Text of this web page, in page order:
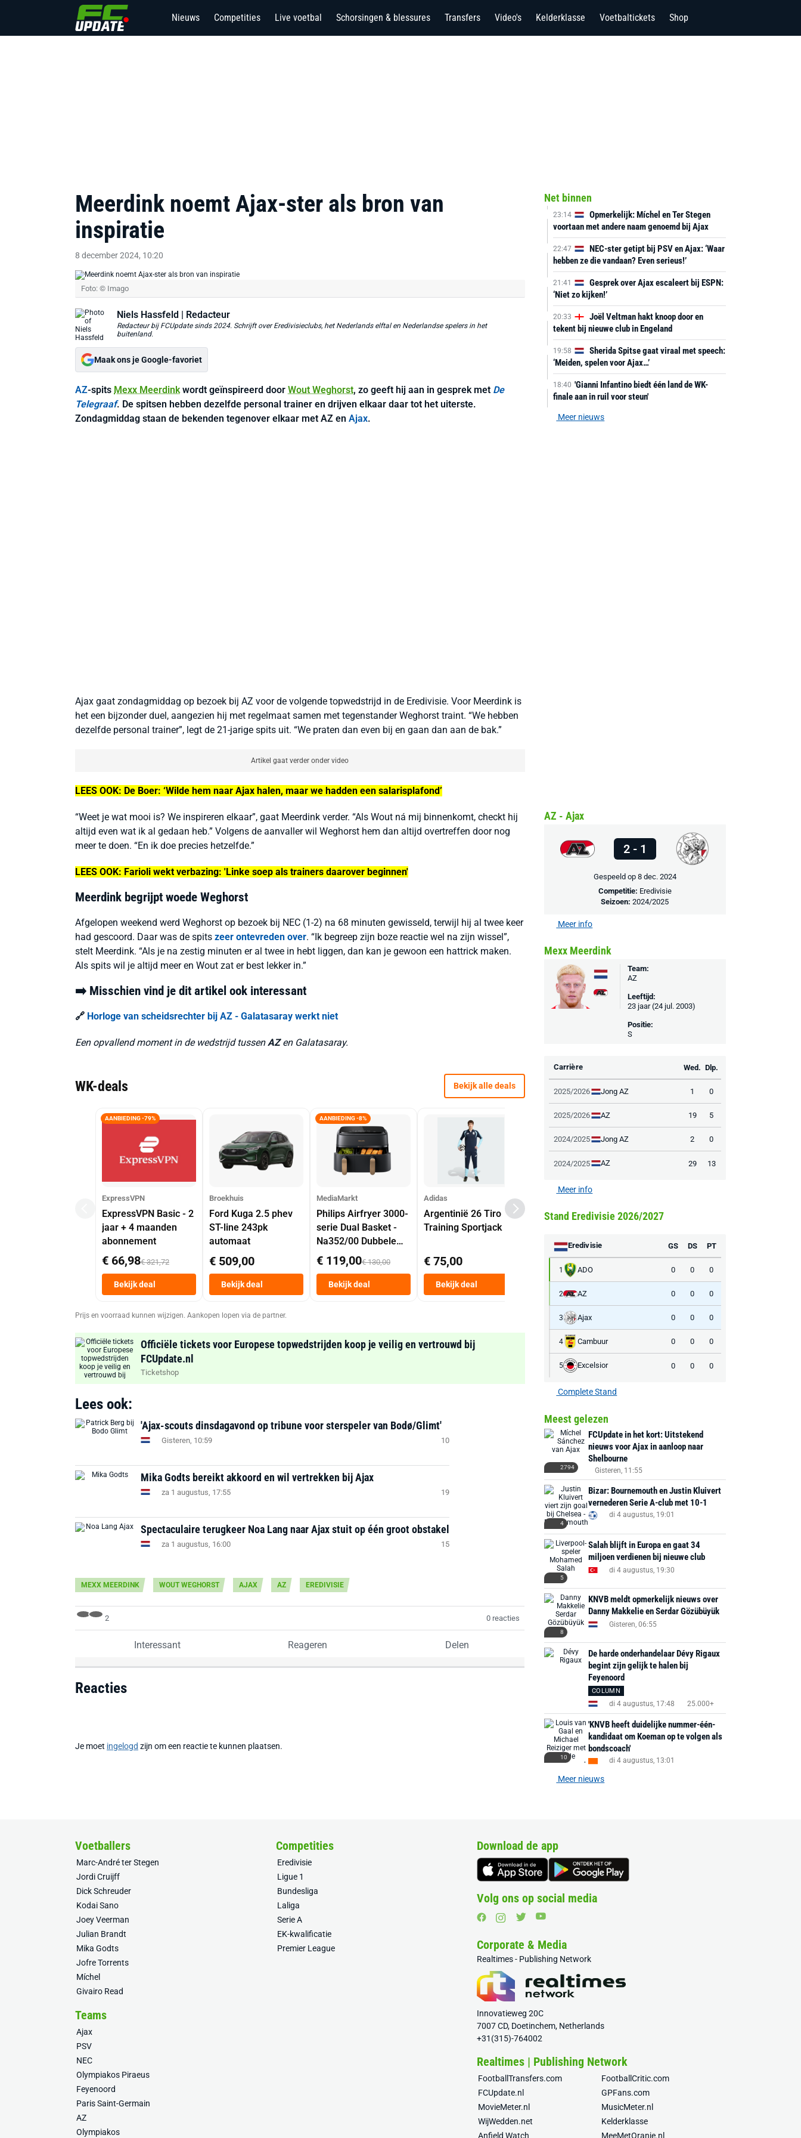
Nieuws Competities Live voetbal Schorsingen & blessures Transfers Video's Kelderklasse Voetbaltickets Shop
Meerdink noemt Ajax-ster als bron van
inspiratie
8 december 2024, 10:20
Foto: © Imago
Niels Hassfeld | Redacteur
Redacteur bij FCUpdate sinds 2024. Schrijft over Eredivisieclubs, het Nederlands elftal en Nederlandse spelers in het
buitenland.
Maak ons je Google-favoriet
AZ-spits Mexx Meerdinkwordt geïnspireerd door Wout Weghorst, zo geeft hij aan in gesprek met De
Telegraaf. De spitsen hebben dezelfde personal trainer en drijven elkaar daar tot het uiterste.
Zondagmiddag staan de bekenden tegenover elkaar met AZ en Ajax.
Ajax gaat zondagmiddag op bezoek bij AZ voor de volgende topwedstrijd in de Eredivisie. Voor Meerdink is
het een bijzonder duel, aangezien hij met regelmaat samen met tegenstander Weghorst traint. “We hebben
dezelfde personal trainer”, legt de 21-jarige spits uit. “We praten dan even bij en gaan dan aan de bak.”
Artikel gaat verder onder video
LEES OOK: De Boer: ‘Wilde hem naar Ajax halen, maar we hadden een salarisplafond’
“Weet je wat mooi is? We inspireren elkaar”, gaat Meerdink verder. “Als Wout ná mij binnenkomt, checkt hij
altijd even wat ik al gedaan heb.” Volgens de aanvaller wil Weghorst hem dan altijd overtreffen door nog
meer te doen. “En ik doe precies hetzelfde.”
LEES OOK: Farioli wekt verbazing: 'Linke soep als trainers daarover beginnen'
Meerdink begrijpt woede Weghorst
Afgelopen weekend werd Weghorst op bezoek bij NEC (1-2) na 68 minuten gewisseld, terwijl hij al twee keer
had gescoord. Daar was de spits zeer ontevreden over. “Ik begreep zijn boze reactie wel na zijn wissel”,
stelt Meerdink. “Als je na zestig minuten er al twee in hebt liggen, dan kan je gewoon een hattrick maken.
Als spits wil je altijd meer en Wout zat er best lekker in.”
➡️ Misschien vind je dit artikel ook interessant
🔗 Horloge van scheidsrechter bij AZ - Galatasaray werkt niet
Een opvallend moment in de wedstrijd tussenAZen Galatasaray.
WK-deals Bekijk alle deals
AANBIEDING -79%
ExpressVPN
ExpressVPN Basic - 2
jaar + 4 maanden
abonnement
€ 66,98€ 321,72
Bekijk deal
Broekhuis
Ford Kuga 2.5 phev
ST-line 243pk
automaat
€ 509,00
Bekijk deal
AANBIEDING -8%
MediaMarkt
Philips Airfryer 3000-
serie Dual Basket -
Na352/00 Dubbele
Mand 9 L Tot 6
Personen
Heteluchtfriteuse
Zwart
€ 119,00€ 130,00
Bekijk deal
Adidas
Argentinië 26 Tiro
Training Sportjack
€ 75,00
Bekijk deal
EA Sports FC 26 -
€ 29,99
Bekijk deal
AANBIEDING -40%
F50 Messi Elite Firm
€ 78,00
Bekijk deal
Prijs en voorraad kunnen wijzigen. Aankopen lopen via de partner.
Officiële tickets voor Europese topwedstrijden koop je veilig en vertrouwd bij
FCUpdate.nl
Ticketshop
Lees ook:
'Ajax-scouts dinsdagavond op tribune voor sterspeler van Bodø/Glimt'
Gisteren, 10:59 10
Mika Godts bereikt akkoord en wil vertrekken bij Ajax
za 1 augustus, 17:55 19
Spectaculaire terugkeer Noa Lang naar Ajax stuit op één groot obstakel
za 1 augustus, 16:00 15
MEXX MEERDINK WOUT WEGHORST AJAX AZ EREDIVISIE
2 0 reacties
Interessant Reageren Delen
Reacties
Je moet ingelogd zijn om een reactie te kunnen plaatsen.
Net binnen
23:14
Opmerkelijk: Míchel en Ter Stegen
voortaan met andere naam genoemd bij Ajax
22:47
NEC-ster getipt bij PSV en Ajax: ‘Waar
hebben ze die vandaan? Even serieus!’
21:41
Gesprek over Ajax escaleert bij ESPN:
‘Niet zo kijken!’
20:33
Joël Veltman hakt knoop door en
tekent bij nieuwe club in Engeland
19:58
Sherida Spitse gaat viraal met speech:
‘Meiden, spelen voor Ajax…’
18:40 'Gianni Infantino biedt één land de WK-
finale aan in ruil voor steun'
Meer nieuws
AZ - Ajax
2 - 1
Gespeeld op 8 dec. 2024
Competitie: Eredivisie
Seizoen:2024/2025
Meer info
Mexx Meerdink
Team:
AZ
Leeftijd:
23 jaar (24 jul. 2003)
Positie:
S
Carrière Wed. Dlp.
2025/2026 Jong AZ 1 0
2025/2026 AZ 19 5
2024/2025 Jong AZ 2 0
2024/2025 AZ 29 13
Meer info
Stand Eredivisie 2026/2027
Eredivisie GS DS PT
1 ADO 0 0 0
2 AZ 0 0 0
3 Ajax 0 0 0
4 Cambuur 0 0 0
5 Excelsior 0 0 0
Complete Stand
Meest gelezen
2794
FCUpdate in het kort: Uitstekend
nieuws voor Ajax in aanloop naar
Shelbourne
Gisteren, 11:55
4
Bizar: Bournemouth en Justin Kluivert
vernederen Serie A-club met 10-1
di 4 augustus, 19:01
5
Salah blijft in Europa en gaat 34
miljoen verdienen bij nieuwe club
di 4 augustus, 19:30
8
KNVB meldt opmerkelijk nieuws over
Danny Makkelie en Serdar Gözübüyük
Gisteren, 06:55
De harde onderhandelaar Dévy Rigaux
begint zijn gelijk te halen bij
Feyenoord
COLUMN
di 4 augustus, 17:48 25.000+
10
'KNVB heeft duidelijke nummer-één-
kandidaat om Koeman op te volgen als
bondscoach'
di 4 augustus, 13:01
Meer nieuws
Voetballers
Marc-André ter Stegen
Jordi Cruijff
Dick Schreuder
Kodai Sano
Joey Veerman
Julian Brandt
Mika Godts
Jofre Torrents
Míchel
Givairo Read
Competities
Eredivisie
Ligue 1
Bundesliga
Laliga
Serie A
EK-kwalificatie
Premier League
Teams
Ajax
PSV
NEC
Olympiakos Piraeus
Feyenoord
Paris Saint-Germain
AZ
Olympiakos
Download de app
Volg ons op social media
Corporate & Media
Realtimes - Publishing Network
Innovatieweg 20C
7007 CD, Doetinchem, Netherlands
+31(315)-764002
Realtimes | Publishing Network
FootballTransfers.com
FootballCritic.com
FCUpdate.nl
GPFans.com
MovieMeter.nl
MusicMeter.nl
WijWedden.net
Kelderklasse
Anfield Watch
MeeMetOranje.nl